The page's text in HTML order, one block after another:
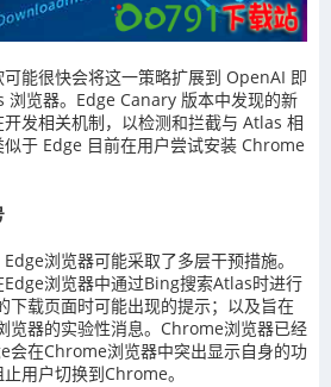
能很快会将这一策略扩展到 OpenAI 即
浏览器。Edge Canary 版本中发现的新
发相关机制，以检测和拦截与 Atlas 相
于 Edge 目前在用户尝试安装 Chrome
浏览器可能采取了多层干预措施。
浏览器中通过Bing搜索Atlas时进行
下载页面时可能出现的提示；以及旨在
览器的实验性消息。Chrome浏览器已经
会在Chrome浏览器中突出显示自身的功
用户切换到Chrome。